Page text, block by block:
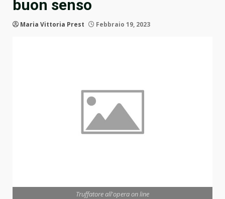
buon senso
Maria Vittoria Prest Febbraio 19, 2023
Truffatore all'opera on line